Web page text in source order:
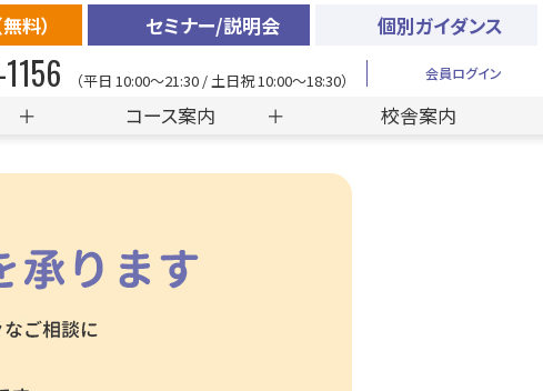
料） セミナー/説明会 個別ガイダンス
（平日 10:00〜21:30 / 土日祝 10:00〜18:30） 会員ログイン
コース案内 校舎案内